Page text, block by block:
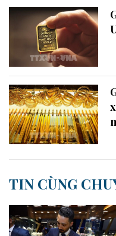
TIN CÙNG